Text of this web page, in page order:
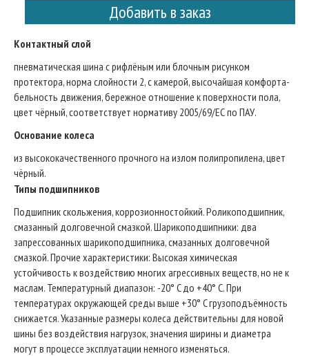
Добавить в заказ
Контактный слой
пневматическая шина с рифлёным или блочным рисунком
протектора, норма слойности 2, с камерой, высочайшая комфорта-
бельность движения, бережное отношение к поверхности пола,
цвет чёрный, соответствует нормативу 2005/69/ЕС по ПАУ.
Основание колеса
из высококачественного прочного на излом полипропилена, цвет
чёрный.
Типы подшипников
Подшипник скольжения, коррозионностойкий. Роликоподшипник,
смазанный долговечной смазкой. Шарикоподшипники: два
запрессованных шарикоподшипника, смазанных долговечной
смазкой. Прочие характеристики: Высокая химическая
устойчивость к воздействию многих агрессивных веществ, но не к
маслам. Температурный диапазон: -20° C до +40° C. При
температурах окружающей среды выше +30° C грузоподъёмность
снижается. Указанные размеры колеса действительны для новой
шины без воздействия нагрузок, значения ширины и диаметра
могут в процессе эксплуатации немного изменяться.